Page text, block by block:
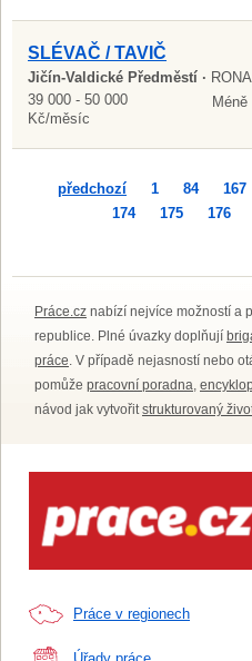
SLÉVAČ / TAVIČ
Jičín-Valdické Předměstí ·
39 000 - 50 000
Kč/měsíc
předchozí 1 84 167
174
175 176
Práce.cz nabízí nejvíce možností a
republice. Plné úvazky doplňují
práce. V případě nejasností nebo
pomůže pracovní poradna,
návod jak vytvořitstrukturovaný
Práce v regionech